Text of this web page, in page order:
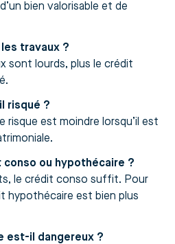
bien valorisable et de
travaux ?
sont lourds, plus le crédit
risqué ?
risque est moindre lorsqu’il est
conso ou hypothécaire ?
le crédit conso suffit. Pour
hypothécaire est bien plus
est-il dangereux ?